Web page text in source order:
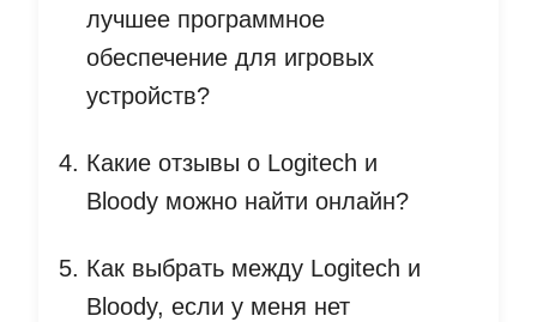
лучшее программное
обеспечение для игровых
устройств?
Какие отзывы о Logitech и
Bloody можно найти онлайн?
Как выбрать между Logitech и
Bloody, если у меня нет